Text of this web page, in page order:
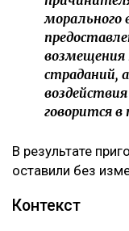
морального
возмещения
страданий,
говорится в
В результате
оставили без
Контекст